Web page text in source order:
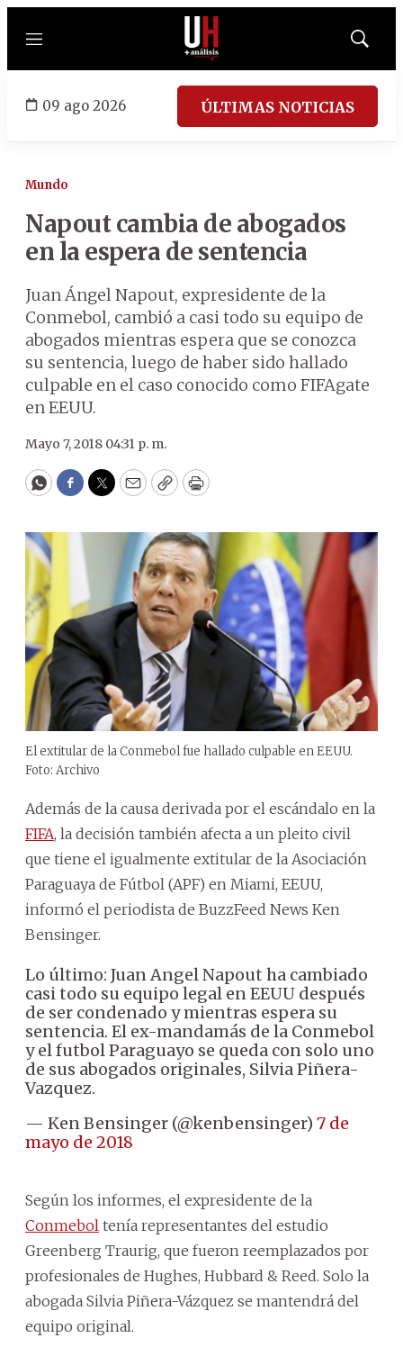
Menú
Mostrar
09 ago 2026 ÚLTIMAS NOTICIAS
Mundo
Napout cambia de abogados
en la espera de sentencia
Juan Ángel Napout, expresidente de la
Conmebol, cambió a casi todo su equipo de
abogados mientras espera que se conozca
su sentencia, luego de haber sido hallado
culpable en el caso conocido como FIFAgate
en EEUU.
Mayo 7, 2018 04:31 p. m.
WhatsApp
Facebook
Twitter
EmailCopyPrint
El extitular de la Conmebol fue hallado culpable en EEUU.
Foto: Archivo
Además de la causa derivada por el escándalo en la
FIFA, la decisión también afecta a un pleito civil
que tiene el igualmente extitular de la Asociación
Paraguaya de Fútbol (APF) en Miami, EEUU,
informó el periodista de BuzzFeed News Ken
Bensinger.
Lo último: Juan Angel Napout ha cambiado
casi todo su equipo legal en EEUU después
de ser condenado y mientras espera su
sentencia. El ex-mandamás de la Conmebol
y el futbol Paraguayo se queda con solo uno
de sus abogados originales, Silvia Piñera-
Vazquez.
— Ken Bensinger (@kenbensinger) 7 de
mayo de 2018
Según los informes, el expresidente de la
Conmebol tenía representantes del estudio
Greenberg Traurig, que fueron reemplazados por
profesionales de Hughes, Hubbard & Reed. Solo la
abogada Silvia Piñera-Vázquez se mantendrá del
equipo original.